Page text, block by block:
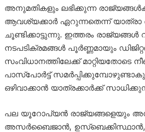
അനുമതികളും ലഭിക്കുന്ന
ആവശ്യക്കാർ ഏറുന്നതെന്ന് യാത്രാ
ചൂണ്ടിക്കാട്ടുന്നു. ഇത്തരം രാജ്യങ്ങൾ
നടപടിക്രമങ്ങൾ പൂർണ്ണമായും
സംവിധാനത്തിലേക്ക് മാറ്റിയതോടെ
പാസ്‌പോർട്ട്
ഒഴിവാക്കാൻ യാത്രക്കാർക്ക്
പല യൂറോപ്യൻ രാജ്യങ്ങളെയും
അസർബൈജാൻ, ഉസ്ബെക്കിസ്ഥാൻ,